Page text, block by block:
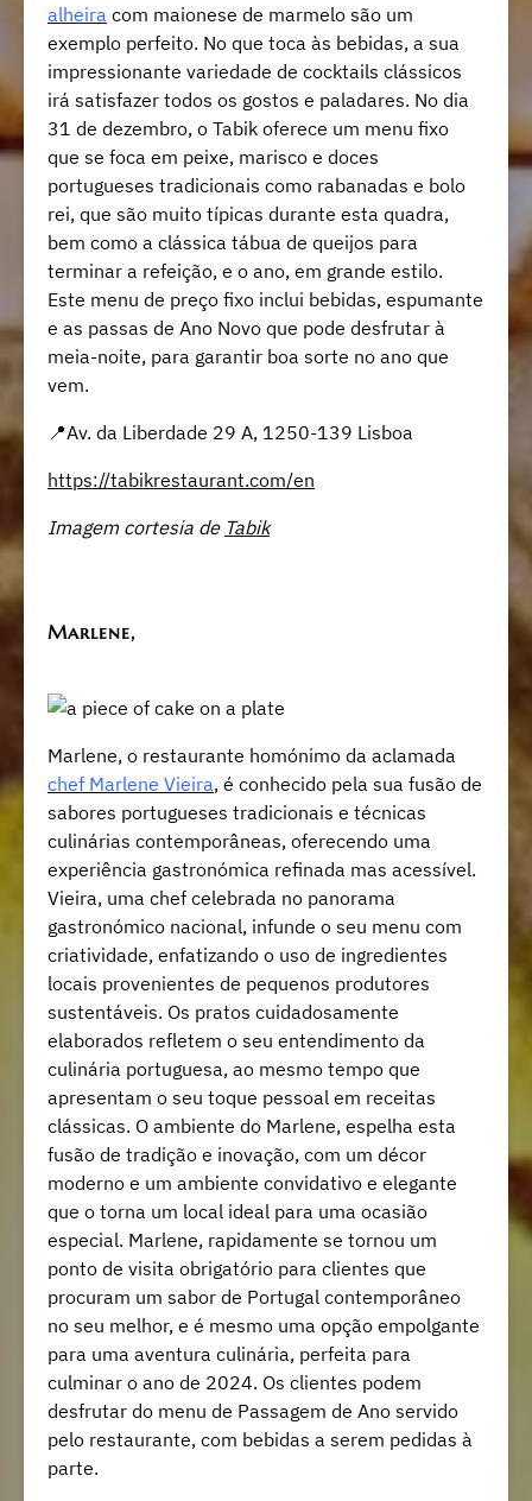
alheira com maionese de marmelo são um
exemplo perfeito. No que toca às bebidas, a sua
impressionante variedade de cocktails clássicos
irá satisfazer todos os gostos e paladares. No dia
31 de dezembro, o Tabik oferece um menu fixo
que se foca em peixe, marisco e doces
portugueses tradicionais como rabanadas e bolo
rei, que são muito típicas durante esta quadra,
bem como a clássica tábua de queijos para
terminar a refeição, e o ano, em grande estilo.
Este menu de preço fixo inclui bebidas, espumante
e as passas de Ano Novo que pode desfrutar à
meia-noite, para garantir boa sorte no ano que
vem.
📍Av. da Liberdade 29 A, 1250-139 Lisboa
https://tabikrestaurant.com/en
Imagem cortesia de Tabik
Marlene,
Marlene, o restaurante homónimo da aclamada
chef Marlene Vieira, é conhecido pela sua fusão de
sabores portugueses tradicionais e técnicas
culinárias contemporâneas, oferecendo uma
experiência gastronómica refinada mas acessível.
Vieira, uma chef celebrada no panorama
gastronómico nacional, infunde o seu menu com
criatividade, enfatizando o uso de ingredientes
locais provenientes de pequenos produtores
sustentáveis. Os pratos cuidadosamente
elaborados refletem o seu entendimento da
culinária portuguesa, ao mesmo tempo que
apresentam o seu toque pessoal em receitas
clássicas. O ambiente do Marlene, espelha esta
fusão de tradição e inovação, com um décor
moderno e um ambiente convidativo e elegante
que o torna um local ideal para uma ocasião
especial. Marlene, rapidamente se tornou um
ponto de visita obrigatório para clientes que
procuram um sabor de Portugal contemporâneo
no seu melhor, e é mesmo uma opção empolgante
para uma aventura culinária, perfeita para
culminar o ano de 2024. Os clientes podem
desfrutar do menu de Passagem de Ano servido
pelo restaurante, com bebidas a serem pedidas à
parte.